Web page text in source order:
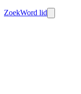
ZoekWord lid